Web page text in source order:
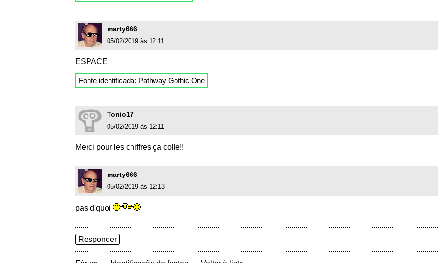
marty666
05/02/2019 às 12:11
ESPACE
Fonte identificada: Pathway Gothic One
Tonio17
05/02/2019 às 12:11
Merci pour les chiffres ça colle!!
marty666
05/02/2019 às 12:13
pas d'quoi
Responder